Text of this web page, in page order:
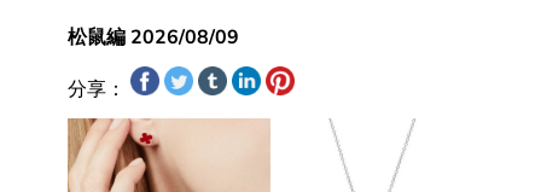
松鼠編 2026/08/09
分享：